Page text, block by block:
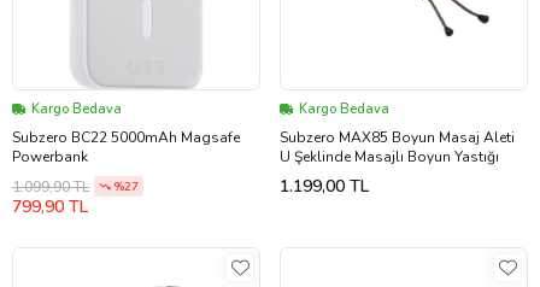
Kargo Bedava
Subzero BC22 5000mAh Magsafe
Powerbank
1.099,90 TL
%27
799,90 TL
Kargo Bedava
Subzero MAX85 Boyun Masaj Aleti
U Şeklinde Masajlı Boyun Yastığı
1.199,00 TL